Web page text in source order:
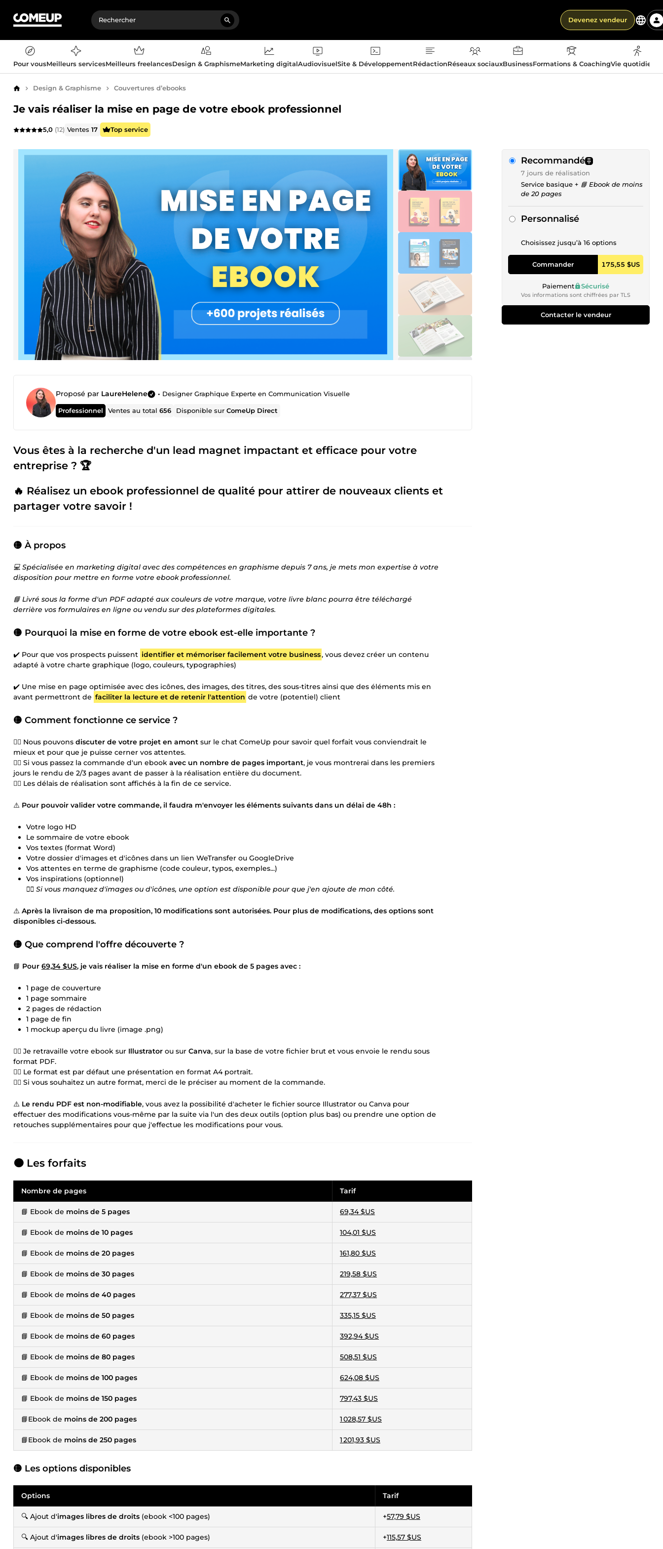
Devenez vendeur
Pour vousMeilleurs servicesMeilleurs freelancesDesign & GraphismeMarketing digitalAudiovisuelSite & DéveloppementRédactionRéseaux sociauxBusinessFormations & CoachingVie
AccueilDesign & Graphisme Couvertures d’ebooks
Je vais réaliser la mise en page de votre ebook professionnel
5,0 (12) Ventes17 Top service
Proposé par LaureHelene • Designer Graphique Experte en Communication Visuelle
Professionnel Ventes au total656 Disponible surComeUp Direct
Vous êtes à la recherche d'un lead magnet impactant et efficace pour votre
entreprise ? 🏆
🔥 Réalisez un ebook professionnel de qualité pour attirer de nouveaux clients et
partager votre savoir !
🟡 À propos
💻 Spécialisée en marketing digital avec des compétences en graphisme depuis 7 ans, je mets mon expertise à votre
disposition pour mettre en forme votre ebook professionnel.
📘 Livré sous la forme d'un PDF adapté aux couleurs de votre marque, votre livre blanc pourra être téléchargé
derrière vos formulaires en ligne ou vendu sur des plateformes digitales.
🟡 Pourquoi la mise en forme de votre ebook est-elle importante ?
✔️ Pour que vos prospects puissent identifier et mémoriser facilement votre business, vous devez créer un contenu
adapté à votre charte graphique (logo, couleurs, typographies)
✔️ Une mise en page optimisée avec des icônes, des images, des titres, des sous-titres ainsi que des éléments mis en
avant permettront de faciliter la lecture et de retenir l'attention de votre (potentiel) client
🟡 Comment fonctionne ce service ?
👉🏼 Nous pouvons discuter de votre projet en amont sur le chat ComeUp pour savoir quel forfait vous conviendrait le
mieux et pour que je puisse cerner vos attentes.
👉🏼 Si vous passez la commande d'un ebook avec un nombre de pages important, je vous montrerai dans les premiers
jours le rendu de 2/3 pages avant de passer à la réalisation entière du document.
👉🏼 Les délais de réalisation sont affichés à la fin de ce service.
⚠️ Pour pouvoir valider votre commande, il faudra m'envoyer les éléments suivants dans un délai de 48h :
Votre logo HD
Le sommaire de votre ebook
Vos textes (format Word)
Votre dossier d'images et d'icônes dans un lien WeTransfer ou GoogleDrive
Vos attentes en terme de graphisme (code couleur, typos, exemples...)
Vos inspirations (optionnel)
👉🏼 Si vous manquez d'images ou d'icônes, une option est disponible pour que j'en ajoute de mon côté.
⚠️ Après la livraison de ma proposition, 10 modifications sont autorisées. Pour plus de modifications, des options sont
disponibles ci-dessous.
🟡 Que comprend l'offre découverte ?
📘 Pour 69,34 $US, je vais réaliser la mise en forme d'un ebook de 5 pages avec :
1 page de couverture
1 page sommaire
2 pages de rédaction
1 page de fin
1 mockup aperçu du livre (image .png)
👉🏼 Je retravaille votre ebook sur Illustrator ou sur Canva, sur la base de votre fichier brut et vous envoie le rendu sous
format PDF.
👉🏼 Le format est par défaut une présentation en format A4 portrait.
👉🏼 Si vous souhaitez un autre format, merci de le préciser au moment de la commande.
⚠️ Le rendu PDF est non-modifiable, vous avez la possibilité d'acheter le fichier source Illustrator ou Canva pour
effectuer des modifications vous-même par la suite via l'un des deux outils (option plus bas) ou prendre une option de
retouches supplémentaires pour que j'effectue les modifications pour vous.
🟠 Les forfaits
Nombre de pages Tarif
📘 Ebook de moins de 5 pages 69,34 $US
📘 Ebook de moins de 10 pages 104,01 $US
📘 Ebook de moins de 20 pages 161,80 $US
📘 Ebook de moins de 30 pages 219,58 $US
📘 Ebook de moins de 40 pages 277,37 $US
📘 Ebook de moins de 50 pages 335,15 $US
📘 Ebook de moins de 60 pages 392,94 $US
📘 Ebook de moins de 80 pages 508,51 $US
📘 Ebook de moins de 100 pages 624,08 $US
📘 Ebook de moins de 150 pages 797,43 $US
📘Ebook de moins de 200 pages 1 028,57 $US
📘Ebook de moins de 250 pages 1 201,93 $US
🟡 Les options disponibles
Options Tarif
🔍 Ajout d'images libres de droits (ebook <100 pages) +57,79 $US
🔍 Ajout d'images libres de droits (ebook >100 pages) +115,57 $US
Recommandé
7 jours de réalisation
Service basique + 📘 Ebook de moins
de 20 pages
Personnalisé
Choisissez jusqu’à 16 options
Commander 175,55 $US
Paiement Sécurisé
Vos informations sont chiffrées par TLS
Contacter le vendeur